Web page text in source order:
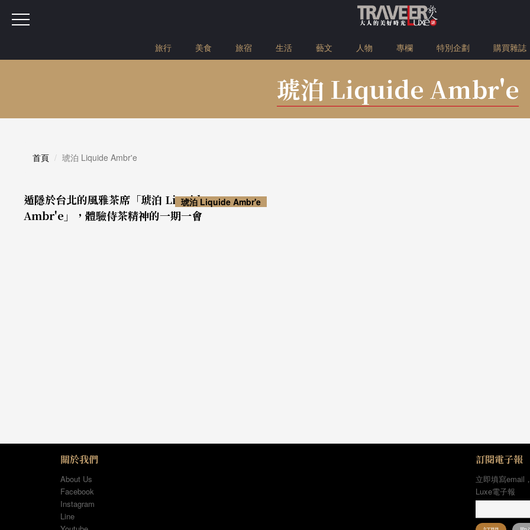
旅行 美食 旅宿 生活 藝文 人物 專欄 特別企劃 購買雜誌
琥泊 Liquide Ambr'e
首頁 琥泊 Liquide Ambr'e
遁隱於台北的風雅茶席「琥泊 Liquide
Ambr'e」，體驗侍茶精神的一期一會
琥泊 Liquide Ambr'e
關於我們
About Us
Facebook
Instagram
Line
訂閱電子報
立即填寫email
Luxe電子報